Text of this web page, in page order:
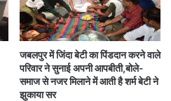
जबलपुर में जिंदा बेटी का पिंडदान करने वाले
परिवार ने सुनाई अपनी आपबीती,बोले-
समाज से नजर मिलाने में आती है शर्म बेटी ने
झुकाया सर